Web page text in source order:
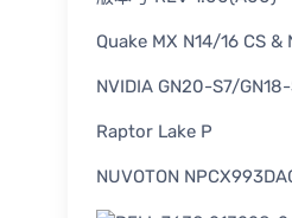
Quake MX N14/16 CS
NVIDIA GN20-S7/
Raptor Lake P
NUVOTON